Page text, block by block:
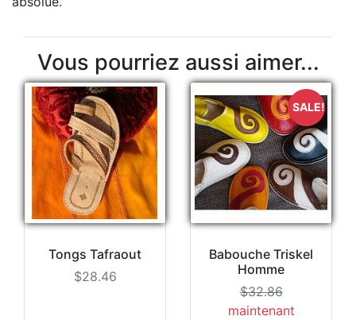
Vous pourriez aussi aimer...
Tongs Tafraout
$28.46
Babouche Triskel
Homme
$32.86
maintenant
SALE!